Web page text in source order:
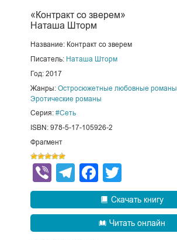
«Контракт со зверем»
Наташа Шторм
Название: Контракт со зверем
Писатель: Наташа Шторм
Год: 2017
Жанры: Остросюжетные любовные романы
Эротические романы
Серия: #Сеть
ISBN: 978-5-17-105926-2
Фрагмент
ViberTelegram
Facebook
Скачать книгу
Читать онлайн